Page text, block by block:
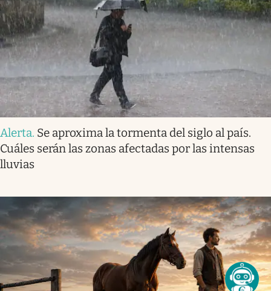
Alerta. Se aproxima la tormenta del siglo al país.
Cuáles serán las zonas afectadas por las intensas
lluvias